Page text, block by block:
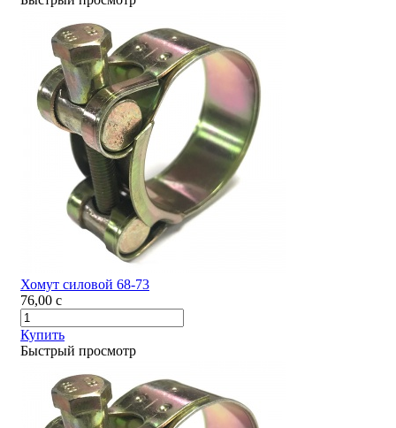
Хомут силовой 68-73
76,00 c
Купить
Быстрый просмотр